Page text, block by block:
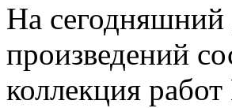
На
произведений
коллекция